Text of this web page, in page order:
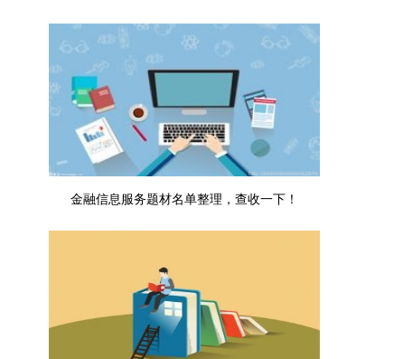
（2025/11/17）|每日看点
金融信息服务题材名单整理，查收一下！